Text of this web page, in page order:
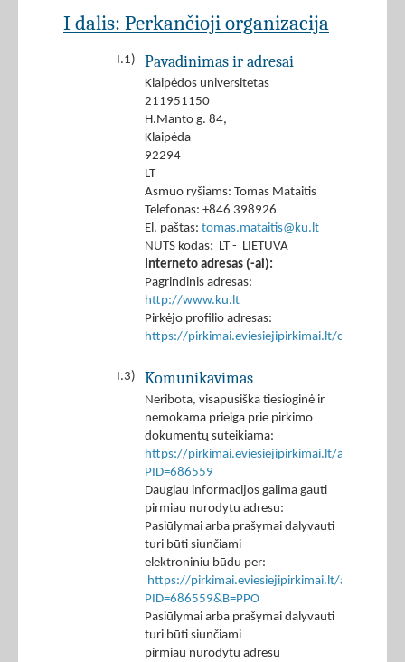
I dalis: Perkančioji organizacija
I.1) Pavadinimas ir adresai
Klaipėdos universitetas
211951150
H.Manto g. 84,
Klaipėda
92294
LT
Asmuo ryšiams: Tomas Mataitis
Telefonas: +846 398926
El. paštas: tomas.mataitis@ku.lt
NUTS kodas: LT - LIETUVA
Interneto adresas (-ai):
Pagrindinis adresas:
http://www.ku.lt
Pirkėjo profilio adresas:
https://pirkimai.eviesiejipirkimai.lt/ctm/
I.3) Komunikavimas
Neribota, visapusiška tiesioginė ir
nemokama prieiga prie pirkimo
dokumentų suteikiama:
https://pirkimai.eviesiejipirkimai.lt/app/rfq/
PID=686559
Daugiau informacijos galima gauti
pirmiau nurodytu adresu:
Pasiūlymai arba prašymai dalyvauti
turi būti siunčiami
elektroniniu būdu per:
https://pirkimai.eviesiejipirkimai.lt/app/rfq/
PID=686559&B=PPO
Pasiūlymai arba prašymai dalyvauti
turi būti siunčiami
pirmiau nurodytu adresu